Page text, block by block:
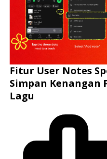
Fitur User Notes
Simpan Kenangan
Lagu